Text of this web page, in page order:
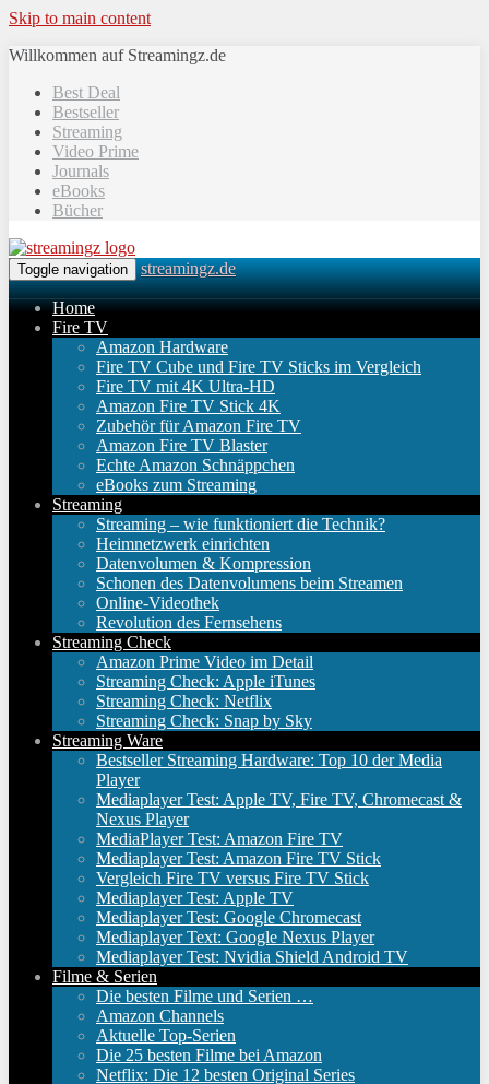
Skip to main content
Willkommen auf Streamingz.de
Best Deal
Bestseller
Streaming
Video Prime
Journals
eBooks
Bücher
Toggle navigation streamingz.de
Home
Fire TV
Amazon Hardware
Fire TV Cube und Fire TV Sticks im Vergleich
Fire TV mit 4K Ultra-HD
Amazon Fire TV Stick 4K
Zubehör für Amazon Fire TV
Amazon Fire TV Blaster
Echte Amazon Schnäppchen
eBooks zum Streaming
Streaming
Streaming – wie funktioniert die Technik?
Heimnetzwerk einrichten
Datenvolumen & Kompression
Schonen des Datenvolumens beim Streamen
Online-Videothek
Revolution des Fernsehens
Streaming Check
Amazon Prime Video im Detail
Streaming Check: Apple iTunes
Streaming Check: Netflix
Streaming Check: Snap by Sky
Streaming Ware
Bestseller Streaming Hardware: Top 10 der Media
Player
Mediaplayer Test: Apple TV, Fire TV, Chromecast &
Nexus Player
MediaPlayer Test: Amazon Fire TV
Mediaplayer Test: Amazon Fire TV Stick
Vergleich Fire TV versus Fire TV Stick
Mediaplayer Test: Apple TV
Mediaplayer Test: Google Chromecast
Mediaplayer Text: Google Nexus Player
Mediaplayer Test: Nvidia Shield Android TV
Filme & Serien
Die besten Filme und Serien …
Amazon Channels
Aktuelle Top-Serien
Die 25 besten Filme bei Amazon
Netflix: Die 12 besten Original Series